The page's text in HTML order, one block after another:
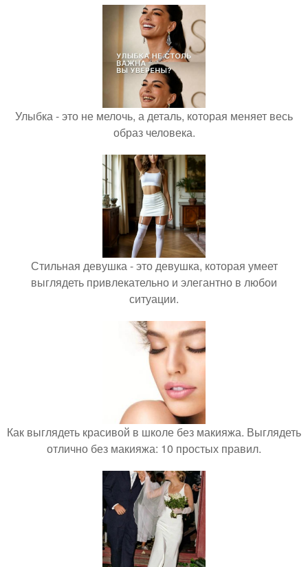
Улыбка - это не мелочь, а деталь, которая меняет весь
образ человека.
Стильная девушка - это девушка, которая умеет
выглядеть привлекательно и элегантно в любои
ситуации.
Как выглядеть красивой в школе без макияжа. Выглядеть
отлично без макияжа: 10 простых правил.